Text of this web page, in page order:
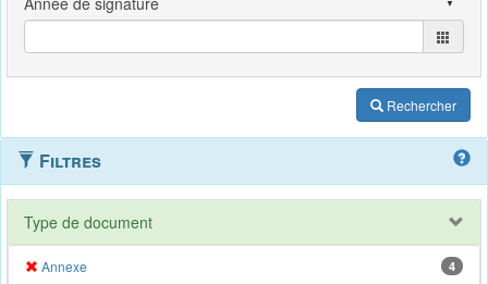
Rechercher
Filtres
Type de document
Annexe 4